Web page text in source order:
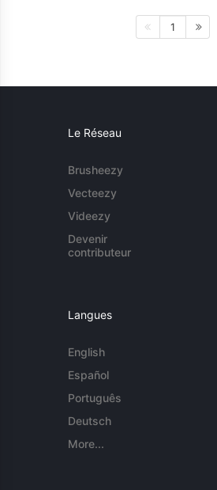
1
Le Réseau
Brusheezy
Vecteezy
Videezy
Devenir
contributeur
Langues
English
Español
Português
Deutsch
More...